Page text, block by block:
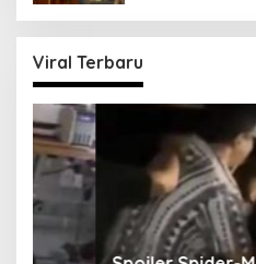
Viral Terbaru